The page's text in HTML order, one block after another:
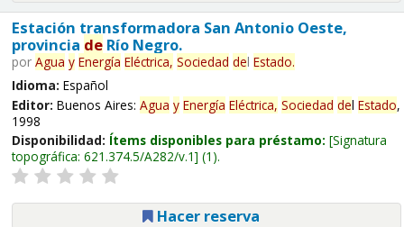
Estación transformadora San Antonio Oeste,
provincia deRío Negro.
por Agua y Energía Eléctrica, Sociedad del Estado.
Idioma: Español
Editor: Buenos Aires: Agua y Energía Eléctrica, Sociedad del Estado,
1998
Disponibilidad: Ítems disponibles para préstamo: Signatura
topográfica: 621.374.5/A282/v.1 (1).
Hacer reserva